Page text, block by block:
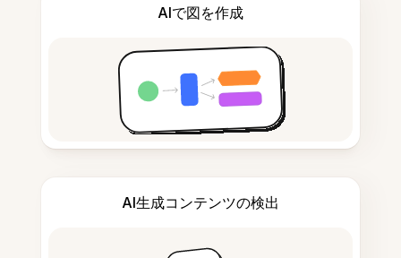
AIで図を作成
AI生成コンテンツの検出